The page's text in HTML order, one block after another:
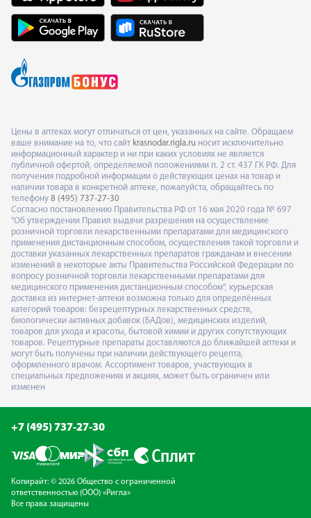
Цены в аптеках могут отличаться от цен, указанных на сайте. Обращаем
ваше внимание на то, что сайт krasnodar.rigla.ru носит исключительно
информационный характер и ни при каких условиях не является
публичной офертой, определяемой положениями п. 2 ст. 437 ГК РФ. Для
получения подробной информации о действующих ценах на товар и
наличии товара в конкретной аптеке, пожалуйста, обращайтесь по
телефону 8 (495) 737-27-30
Согласно постановлению Правительства РФ от 16 мая 2020 года № 697
"Об утверждении Правил выдачи разрешения на осуществление
розничной торговли лекарственными препаратами для медицинского
применения дистанционным способом, осуществления такой торговли и
доставки указанных лекарственных препаратов гражданам и внесении
изменений в некоторые акты Правительства Российской Федерации по
вопросу розничной торговли лекарственными препаратами для
медицинского применения дистанционным способом", курьерская
доставка из интернет-аптеки возможна только для определённых
категорий товаров: безрецептурных лекарственных средств,
биологически активных добавок (БАДов), медицинских изделий,
товаров для ухода и красоты, бытовой химии и других сопутствующих
товаров. Рецептурные препараты доставляются до ближайшей аптеки и
могут быть получены при наличии действующего рецепта,
оформленного врачом. Ассортимент товаров, участвующих в
специальных предложениях и акциях, может быть ограничен или
изменен
+7 (495) 737-27-30
Копирайт: © 2026 Общество с ограниченной
ответственностью (ООО) «Ригла»
Все права защищены